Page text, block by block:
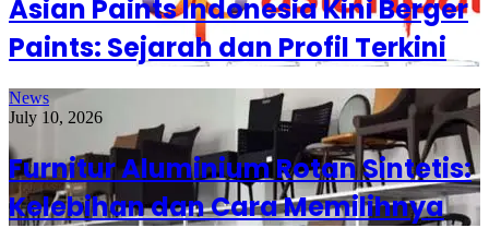
Asian Paints Indonesia Kini Berger
Paints: Sejarah dan Profil Terkini
News
July 10, 2026
Furnitur Aluminium Rotan Sintetis:
Kelebihan dan Cara Memilihnya